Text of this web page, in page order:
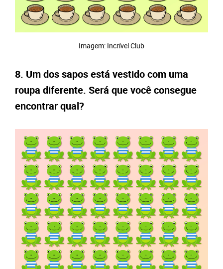
Imagem: Incrível Club
8. Um dos sapos está vestido com uma
roupa diferente. Será que você consegue
encontrar qual?